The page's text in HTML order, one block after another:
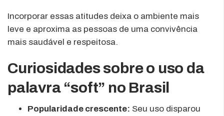
Incorporar essas atitudes deixa o ambiente mais
leve e aproxima as pessoas de uma convivência
mais saudável e respeitosa.
Curiosidades sobre o uso da
palavra “soft” no Brasil
Popularidade crescente: Seu uso disparou